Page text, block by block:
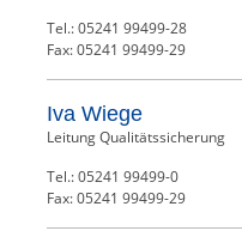
Tel.: 05241 99499-28
Fax: 05241 99499-29
Iva Wiege
Leitung Qualitätssicherung
Tel.: 05241 99499-0
Fax: 05241 99499-29